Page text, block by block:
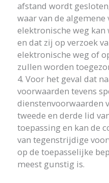
afstand wordt
waar van de
elektronische weg
en dat zij op verzoek
elektronische weg of
zullen worden
4. Voor het geval dat
voorwaarden tevens
dienstenvoorwaarden
tweede en derde lid
toepassing en kan de
van tegenstrijdige
op de toepasselijke
meest gunstig is.